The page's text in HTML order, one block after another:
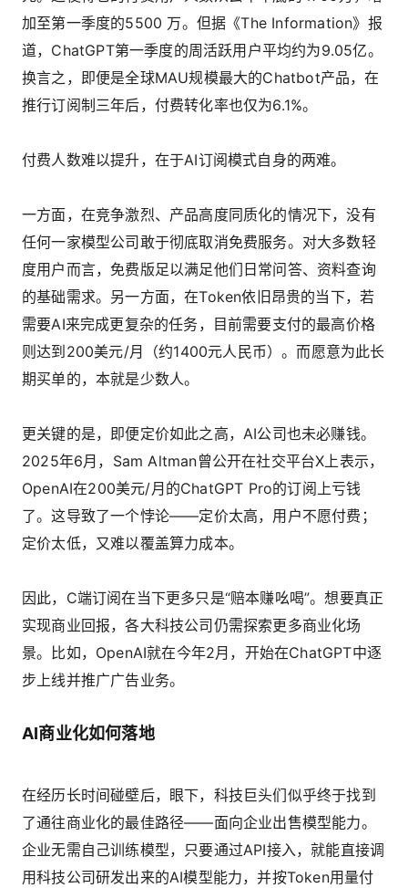
加至第一季度的5500 万。但据《The Information》报
道，ChatGPT第一季度的周活跃用户平均约为9.05亿。
换言之，即便是全球MAU规模最大的Chatbot产品，在
推行订阅制三年后，付费转化率也仅为6.1%。
付费人数难以提升，在于AI订阅模式自身的两难。
一方面，在竞争激烈、产品高度同质化的情况下，没有
任何一家模型公司敢于彻底取消免费服务。对大多数轻
度用户而言，免费版足以满足他们日常问答、资料查询
的基础需求。另一方面，在Token依旧昂贵的当下，若
需要AI来完成更复杂的任务，目前需要支付的最高价格
则达到200美元/月（约1400元人民币）。而愿意为此长
期买单的，本就是少数人。
更关键的是，即便定价如此之高，AI公司也未必赚钱。
2025年6月，Sam Altman曾公开在社交平台X上表示，
OpenAI在200美元/月的ChatGPT Pro的订阅上亏钱
了。这导致了一个悖论——定价太高，用户不愿付费；
定价太低，又难以覆盖算力成本。
因此，C端订阅在当下更多只是“赔本赚吆喝”。想要真正
实现商业回报，各大科技公司仍需探索更多商业化场
景。比如，OpenAI就在今年2月，开始在ChatGPT中逐
步上线并推广广告业务。
AI商业化如何落地
在经历长时间碰壁后，眼下，科技巨头们似乎终于找到
了通往商业化的最佳路径——面向企业出售模型能力。
企业无需自己训练模型，只要通过API接入，就能直接调
用科技公司研发出来的AI模型能力，并按Token用量付